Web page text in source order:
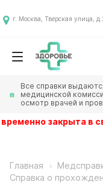
Все справки
медицинской
осмотр врачей и
закрыта в
г. Москва, Тверская улица,
Главная
Справка о